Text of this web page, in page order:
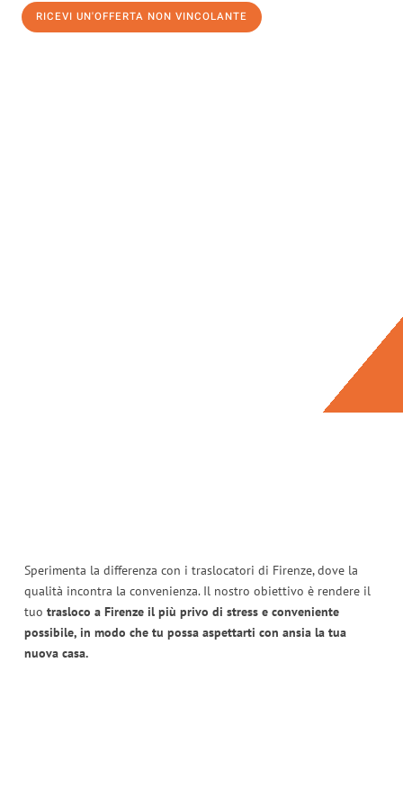
RICEVI UN'OFFERTA NON VINCOLANTE
Sperimenta la differenza con i traslocatori di Firenze, dove la
qualità incontra la convenienza. Il nostro obiettivo è rendere il
tuo trasloco a Firenze il più privo di stress e conveniente
possibile, in modo che tu possa aspettarti con ansia la tua
nuova casa.